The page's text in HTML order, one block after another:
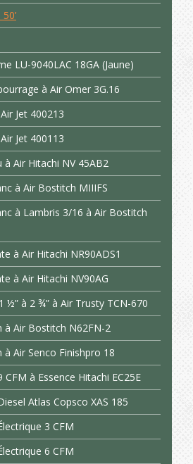
LU-9040LAC 18GA (Jaune)
à Air Omer 3G.16
Jet 400213
Jet 400113
à Air Hitachi NV 45AB2
à Air Bostitch MIIIFS
à Lambris 3/16 à Air Bostitch
à Air Hitachi NR90ADS1
à Air Hitachi NV90AG
½” à 2 ¾” à Air Trusty TCN-670
à Air Bostitch N62FN-2
Air Senco Finishpro 18
à Essence Hitachi EC25E
Atlas Copsco XAS 185
3 CFM
6 CFM